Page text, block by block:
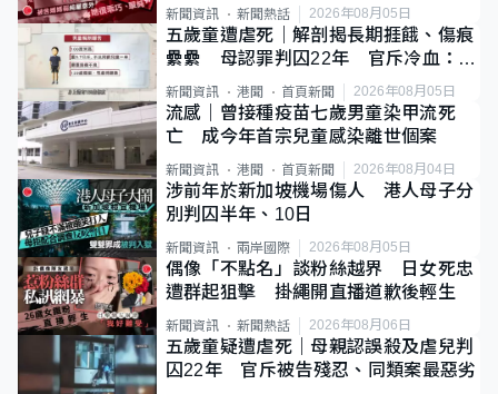
新聞資訊 新聞熱話 2026年08月05日
五歲童遭虐死｜解剖揭長期捱餓、傷痕
纍纍 母認罪判囚22年 官斥冷血：同
類案最惡劣
新聞資訊 港聞 首頁新聞 2026年08月05日
流感｜曾接種疫苗七歲男童染甲流死
亡 成今年首宗兒童感染離世個案
新聞資訊 港聞 首頁新聞 2026年08月04日
涉前年於新加坡機場傷人 港人母子分
別判囚半年、10日
新聞資訊 兩岸國際 2026年08月05日
偶像「不點名」談粉絲越界 日女死忠
遭群起狙擊 掛繩開直播道歉後輕生
新聞資訊 新聞熱話 2026年08月06日
五歲童疑遭虐死｜母親認誤殺及虐兒判
囚22年 官斥被告殘忍、同類案最惡劣